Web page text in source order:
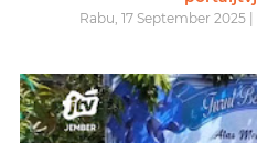
Rabu, 17 September 2025